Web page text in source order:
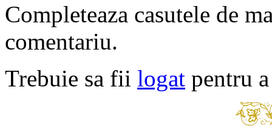
Completeaza casutele de
comentariu.
Trebuie sa fii logat pentru